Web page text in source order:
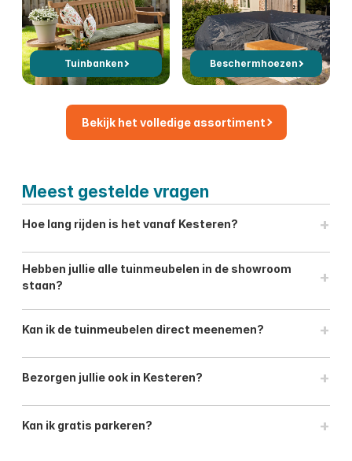
Tuinbanken Beschermhoezen
Bekijk het volledige assortiment
Meest gestelde vragen
Hoe lang rijden is het vanaf Kesteren? +
Hebben jullie alle tuinmeubelen in de showroom
staan?
+
Kan ik de tuinmeubelen direct meenemen? +
Bezorgen jullie ook in Kesteren? +
Kan ik gratis parkeren? +